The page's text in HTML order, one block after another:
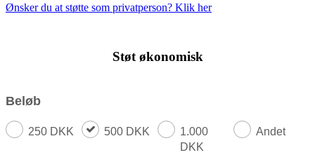
Ønsker du at støtte som privatperson? Klik her
Støt økonomisk